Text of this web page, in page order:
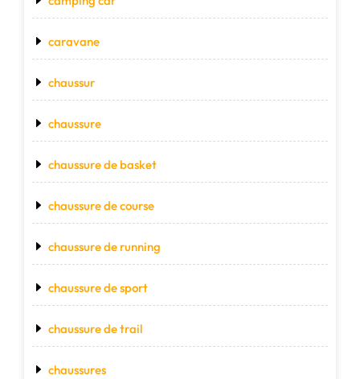
caravane
chaussur
chaussure
chaussure de basket
chaussure de course
chaussure de running
chaussure de sport
chaussure de trail
chaussures